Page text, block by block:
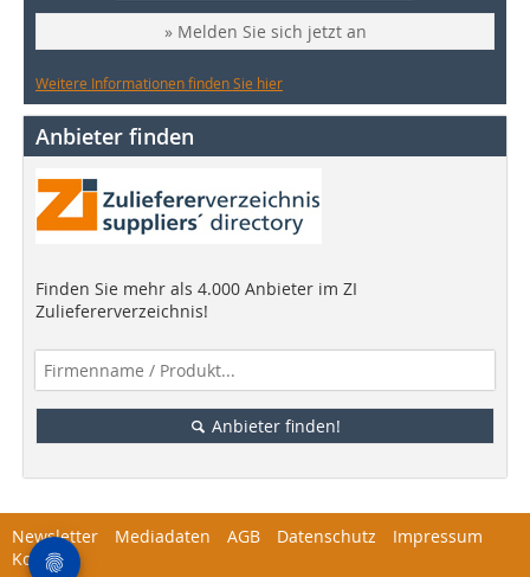
» Melden Sie sich jetzt an
Weitere Informationen finden Sie hier
Anbieter finden
Finden Sie mehr als 4.000 Anbieter im ZI
Zuliefererverzeichnis!
Anbieter finden!
Newsletter Mediadaten AGB Datenschutz
Impressum
Kontakt